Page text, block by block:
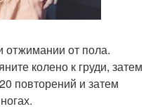
отжимании от пола.
колено к груди, затем
повторений и затем